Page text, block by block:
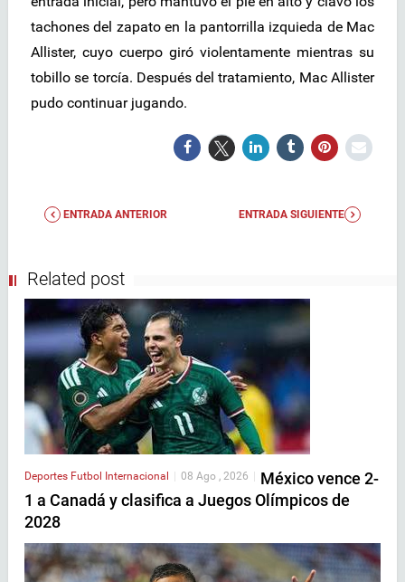
tachones del zapato en la pantorrilla izquieda de Mac
Allister, cuyo cuerpo giró violentamente mientras su
tobillo se torcía. Después del tratamiento, Mac Allister
pudo continuar jugando.
ENTRADA ANTERIOR ENTRADA SIGUIENTE
Related post
Deportes Futbol Internacional 08 Ago , 2026
México vence 2-
1 a Canadá y clasifica a Juegos Olímpicos de
2028